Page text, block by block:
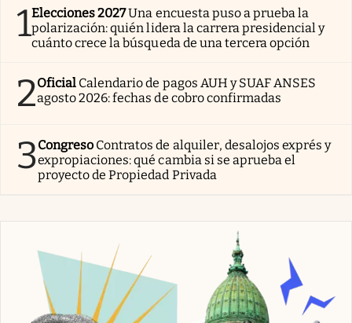
1Elecciones 2027Una encuesta puso a prueba la
polarización: quién lidera la carrera presidencial y
cuánto crece la búsqueda de una tercera opción
2Oficial Calendario de pagos AUH y SUAF ANSES
agosto 2026: fechas de cobro confirmadas
3Congreso Contratos de alquiler, desalojos exprés y
expropiaciones: qué cambia si se aprueba el
proyecto de Propiedad Privada